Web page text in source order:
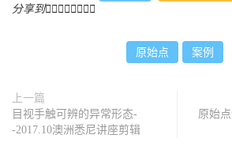
缘 起
2016年11月初，女儿的小腿开始疼
黄，饮食没有胃口，开始拉肚子，腿
力。随后住进花都某医院，三天后确
分享到       
原始点 案例
上一篇
目视手触可辨的异常形态-
-2017.10澳洲悉尼讲座剪辑
原始